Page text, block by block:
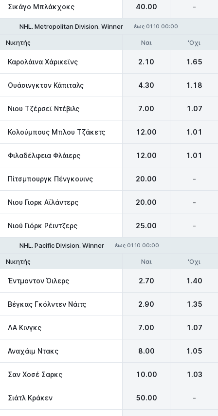
Σικάγο Μπλάκχοκς 40.00 -
NHL. Metropolitan Division. Winner έως 01.10 00:00
Νικητής Ναι 'Οχι
Καρολάινα Χάρικεϊνς 2.10 1.65
Ουάσινγκτον Κάπιταλς 4.30 1.18
Νιου Τζέρσεϊ Ντέβιλς 7.00 1.07
Κολούμπους Μπλου Τζάκετς 12.00 1.01
Φιλαδέλφεια Φλάιερς 12.00 1.01
Πίτσμπουργκ Πένγκουινς 20.00 -
Νιου Γιορκ Αϊλάντερς 20.00 -
Νιού Γιόρκ Ρέιντζερς 25.00 -
NHL. Pacific Division. Winner έως 01.10 00:00
Νικητής Ναι 'Οχι
Έντμοντον Όιλερς 2.70 1.40
Βέγκας Γκόλντεν Νάιτς 2.90 1.35
ΛΑ Κινγκς 7.00 1.07
Αναχάιμ Ντακς 8.00 1.05
Σαν Χοσέ Σαρκς 10.00 1.03
Σιάτλ Κράκεν 50.00 -